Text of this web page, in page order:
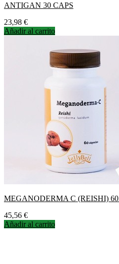
ANTIGAN 30 CAPS
Precio
23,98 €
Añadir al carrito
MEGANODERMA C (REISHI)
Precio
45,56 €
Añadir al carrito